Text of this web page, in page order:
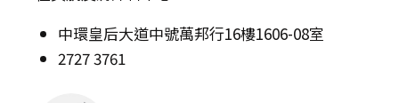
中環皇后大道中號萬邦行16樓1606-08室
2727 3761